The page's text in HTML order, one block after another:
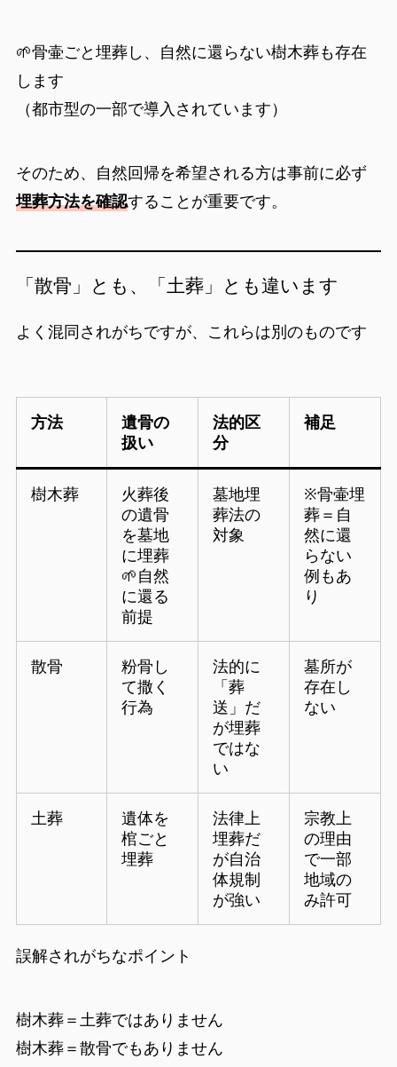
🌱骨壷ごと埋葬し、自然に還らない樹木葬も存在
します
（都市型の一部で導入されています）
そのため、自然回帰を希望される方は事前に必ず
埋葬方法を確認することが重要です。
「散骨」とも、「土葬」とも違います
よく混同されがちですが、これらは別のものです
方法
遺骨の
扱い
法的区
分
補足
樹木葬
火葬後
の遺骨
を墓地
に埋葬
🌱自然
に還る
前提
墓地埋
葬法の
対象
※骨壷埋
葬＝自
然に還
らない
例もあ
り
散骨
粉骨し
て撒く
行為
法的に
「葬
送」だ
が埋葬
ではな
い
墓所が
存在し
ない
土葬
遺体を
棺ごと
埋葬
法律上
埋葬だ
が自治
体規制
が強い
宗教上
の理由
で一部
地域の
み許可
誤解されがちなポイント
樹木葬＝土葬ではありません
樹木葬＝散骨でもありません